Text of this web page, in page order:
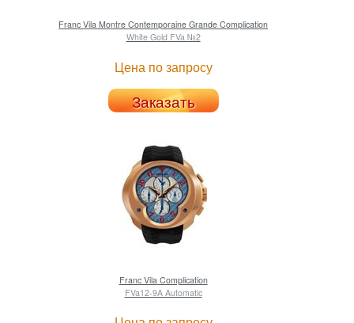
Franc Vila Montre Contemporaine Grande Complication
White Gold FVa №2
Цена по запросу
Заказать
Franc Vila Complication
FVa12-9A Automatic